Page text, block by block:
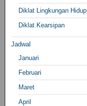
Diklat Lingkungan Hidup
Diklat Kearsipan
Jadwal
Januari
Februari
Maret
April